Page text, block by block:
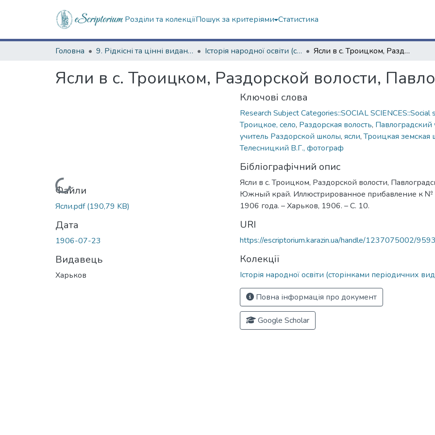
Розділи та колекціїПошук за критеріями Статистика
Головна 9. Рідкісні та цінні видання Історія народної освіти (сторінками періодичних видань) Ясли в с. Троицком, Раздорской волости, Павлоградского уезда
Ясли в с. Троицком, Раздорской волости,
Вантажиться...
Файли
Ясли.pdf(190,79 KB)
Дата
1906-07-23
Видавець
Харьков
Ключові слова
Research Subject Categories::SOCIAL SCIENCES::Social
Троицкое, село, Раздорская волость, Павлоградский
учитель Раздорской школы, ясли,Троицкая земская
Телесницкий В.Г., фотограф
Бібліографічний опис
Ясли в с. Троицком, Раздорской волости,
Южный край. Иллюстрированное прибавление к №
1906 года. – Харьков, 1906. – С. 10.
URI
https://escriptorium.karazin.ua/handle/1237075002/9593
Колекції
Історія народної освіти (сторінками періодичних
Повна інформація про документ
Google Scholar